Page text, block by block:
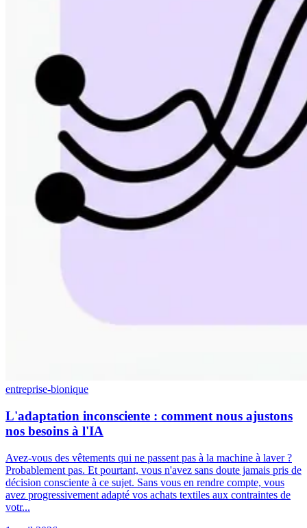
entreprise-bionique
L'adaptation inconsciente : comment nous ajustons
nos besoins à l'IA
Avez-vous des vêtements qui ne passent pas à la machine à laver ?
Probablement pas. Et pourtant, vous n'avez sans doute jamais pris de
décision consciente à ce sujet. Sans vous en rendre compte, vous
avez progressivement adapté vos achats textiles aux contraintes de
votr...